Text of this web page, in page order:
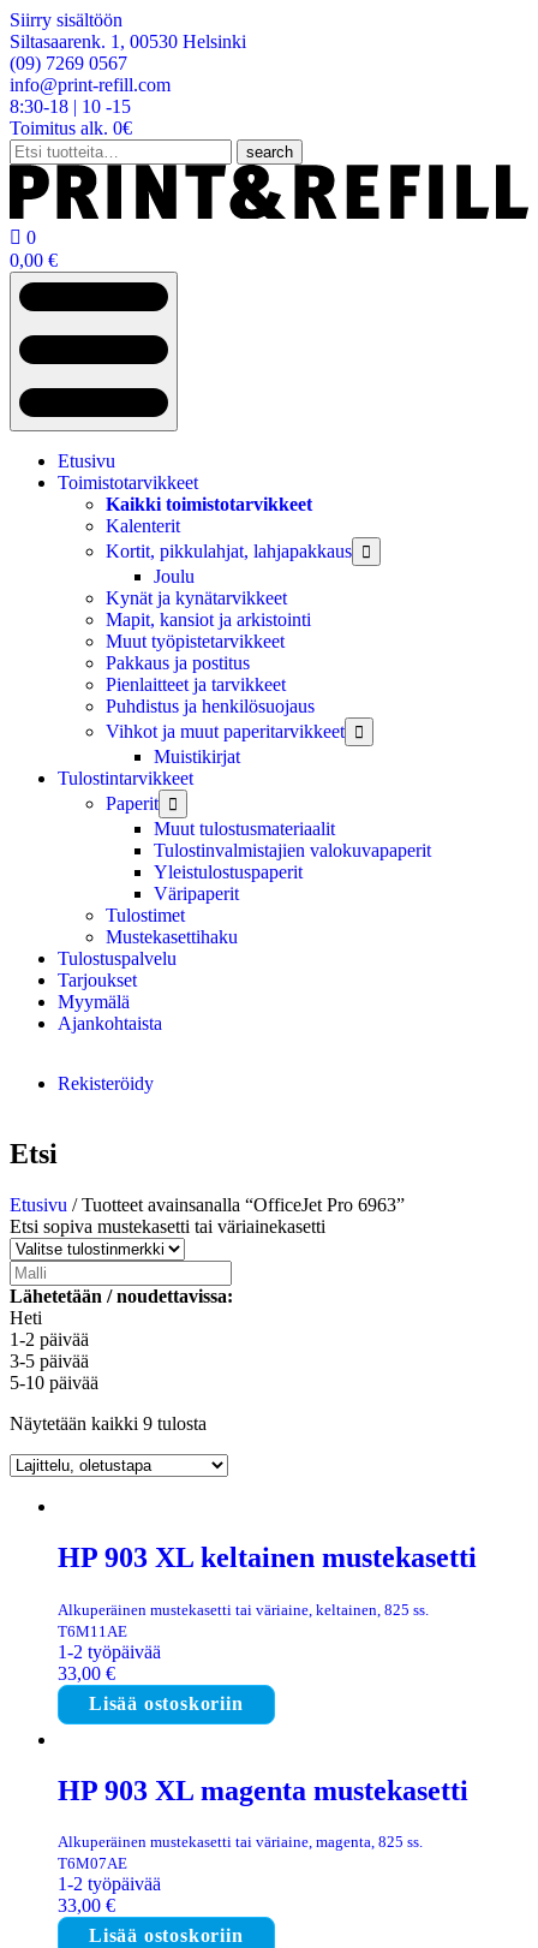
Siirry sisältöön
Siltasaarenk. 1, 00530 Helsinki
(09) 7269 0567
info@print-refill.com
8:30-18 | 10 -15
Toimitus alk. 0€
Etsi:
search
 0
0,00 €
Etusivu
Toimistotarvikkeet
Kaikki toimistotarvikkeet
Kalenterit
Kortit, pikkulahjat, lahjapakkaus

Joulu
Kynät ja kynätarvikkeet
Mapit, kansiot ja arkistointi
Muut työpistetarvikkeet
Pakkaus ja postitus
Pienlaitteet ja tarvikkeet
Puhdistus ja henkilösuojaus
Vihkot ja muut paperitarvikkeet

Muistikirjat
Tulostintarvikkeet
Paperit

Muut tulostusmateriaalit
Tulostinvalmistajien valokuvapaperit
Yleistulostuspaperit
Väripaperit
Tulostimet
Mustekasettihaku
Tulostuspalvelu
Tarjoukset
Myymälä
Ajankohtaista
Rekisteröidy
Etsi
Etusivu / Tuotteet avainsanalla “OfficeJet Pro 6963”
Etsi sopiva mustekasetti tai väriainekasetti
Lähetetään / noudettavissa:
Heti
1-2 päivää
3-5 päivää
5-10 päivää
Näytetään kaikki 9 tulosta
HP 903 XL keltainen mustekasetti
Alkuperäinen mustekasetti tai väriaine, keltainen, 825 ss.
T6M11AE
1-2 työpäivää
33,00 €
Lisää ostoskoriin
HP 903 XL magenta mustekasetti
Alkuperäinen mustekasetti tai väriaine, magenta, 825 ss.
T6M07AE
1-2 työpäivää
33,00 €
Lisää ostoskoriin